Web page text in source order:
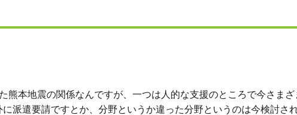
本地震の関係なんですが、一つは人的な支援のところで今さまざ
派遣要請ですとか、分野というか違った分野というのは今検討さ